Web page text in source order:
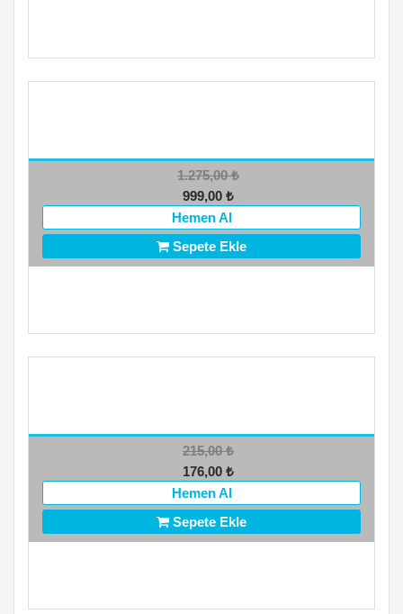
1.275,00₺
999,00 ₺
Hemen Al
Sepete Ekle
215,00₺
176,00 ₺
Hemen Al
Sepete Ekle